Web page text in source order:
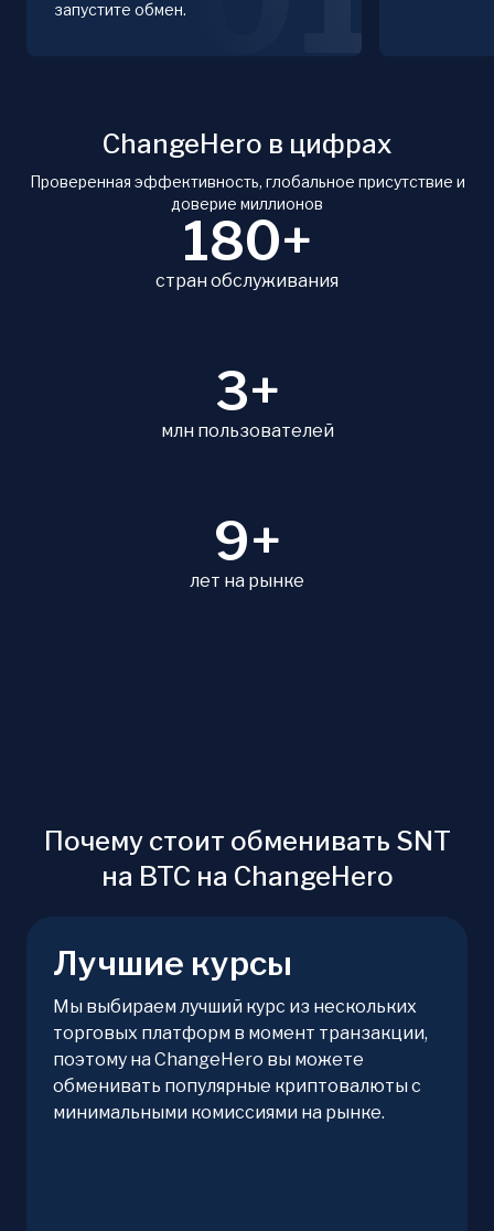
запустите обмен.
ChangeHero в цифрах
Проверенная эффективность, глобальное присутствие и
доверие миллионов
180+
стран обслуживания
3+
млн пользователей
9+
лет на рынке
Почему стоит обменивать SNT
на BTC на ChangeHero
Лучшие курсы
Мы выбираем лучший курс из нескольких
торговых платформ в момент транзакции,
поэтому на ChangeHero вы можете
обменивать популярные криптовалюты с
минимальными комиссиями на рынке.